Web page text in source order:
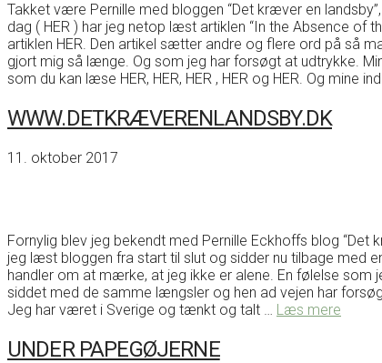
Takket være Pernille med bloggen “Det kræver en
dag ( HER ) har jeg netop læst artiklen “In the Absence of
artiklen HER. Den artikel sætter andre og flere ord på så
gjort mig så længe. Og som jeg har forsøgt at udtrykke.
som du kan læse HER, HER, HER , HER og HER. Og mine
WWW.DETKRÆVERENLANDSBY.DK
11. oktober 2017
Fornylig blev jeg bekendt med Pernille Eckhoffs blog “Det
jeg læst bloggen fra start til slut og sidder nu tilbage med
handler om at mærke, at jeg ikke er alene. En følelse
siddet med de samme længsler og hen ad vejen har
Jeg har været i Sverige og tænkt og talt … Læs mere
UNDER PAPEGØJERNE